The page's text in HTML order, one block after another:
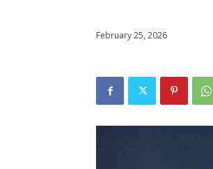
February 25, 2026